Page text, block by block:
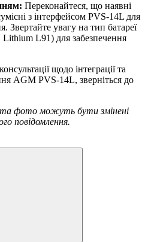
Переконайтеся, що наявні
з інтерфейсом PVS-14L для
Звертайте увагу на тип батареї
L91) для забезпечення
щодо інтеграції та
AGM PVS-14L, зверніться до
та фото можуть бути змінені
повідомлення.